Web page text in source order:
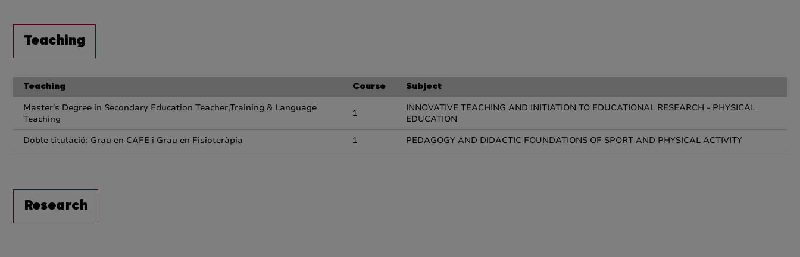
Teaching
Teaching Course Subject
Master's Degree in Secondary Education Teacher,Training & Language
Teaching
1
INNOVATIVE TEACHING AND INITIATION TO EDUCATIONAL RESEARCH - PHYSICAL
EDUCATION
Doble titulació: Grau en CAFE i Grau en Fisioteràpia
1 PEDAGOGY AND DIDACTIC FOUNDATIONS OF SPORT AND PHYSICAL ACTIVITY
Research